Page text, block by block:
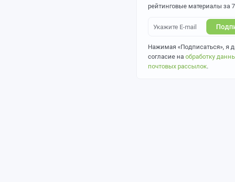
рейтинговые материалы за
Нажимая «Подписаться», я
согласие на обработку
почтовых рассылок.